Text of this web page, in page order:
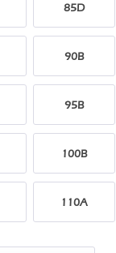
85D
90B
95B
100B
110A